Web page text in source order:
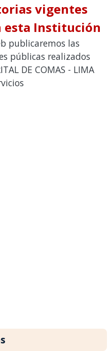
vigentes
esta Institución
publicaremos las
públicas realizados
DE COMAS - LIMA